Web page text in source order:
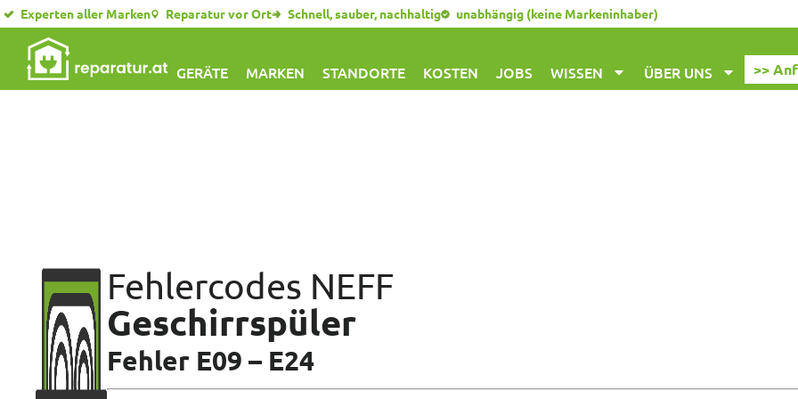
Experten aller Marken Reparatur vor Ort Schnell, sauber, nachhaltig unabhängig (keine Markeninhaber)
GERÄTE MARKEN STANDORTE KOSTEN JOBS WISSEN ÜBER UNS >>
Fehlercodes NEFF
Geschirrspüler
Fehler E09 – E24